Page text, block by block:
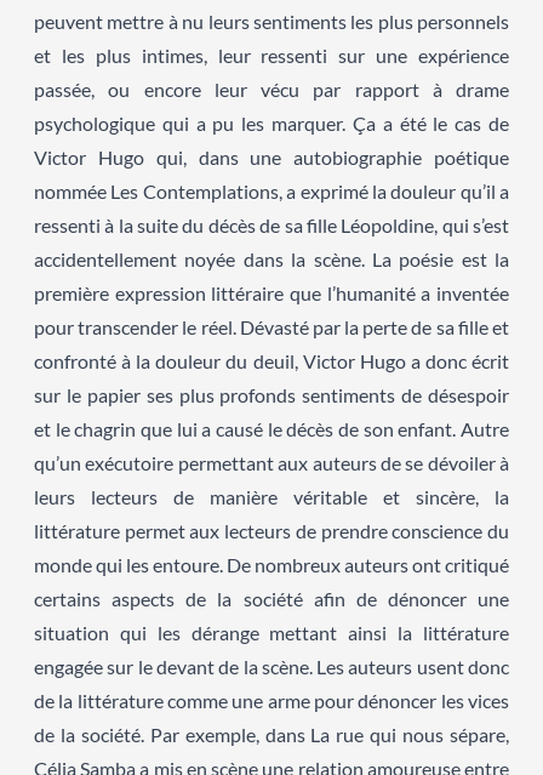
peuvent mettre à nu leurs sentiments les plus personnels
et les plus intimes, leur ressenti sur une expérience
passée, ou encore leur vécu par rapport à drame
psychologique qui a pu les marquer. Ça a été le cas de
Victor Hugo qui, dans une autobiographie poétique
nommée Les Contemplations, a exprimé la douleur qu’il a
ressenti à la suite du décès de sa fille Léopoldine, qui s’est
accidentellement noyée dans la scène. La poésie est la
première expression littéraire que l’humanité a inventée
pour transcender le réel. Dévasté par la perte de sa fille et
confronté à la douleur du deuil, Victor Hugo a donc écrit
sur le papier ses plus profonds sentiments de désespoir
et le chagrin que lui a causé le décès de son enfant. Autre
qu’un exécutoire permettant aux auteurs de se dévoiler à
leurs lecteurs de manière véritable et sincère, la
littérature permet aux lecteurs de prendre conscience du
monde qui les entoure. De nombreux auteurs ont critiqué
certains aspects de la société afin de dénoncer une
situation qui les dérange mettant ainsi la littérature
engagée sur le devant de la scène. Les auteurs usent donc
de la littérature comme une arme pour dénoncer les vices
de la société. Par exemple, dans La rue qui nous sépare,
Célia Samba a mis en scène une relation amoureuse entre